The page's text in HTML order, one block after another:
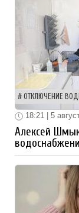
ОТКЛЮЧЕНИЕ
18:21 | 5
Алексей